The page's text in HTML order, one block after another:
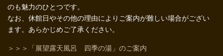
のも魅力のひとつです。
なお、休館日やその他の理由によりご案内が難しい場合がござい
ます。あらかじめご了承ください。
＞＞＞「展望露天風呂 四季の湯」のご案内